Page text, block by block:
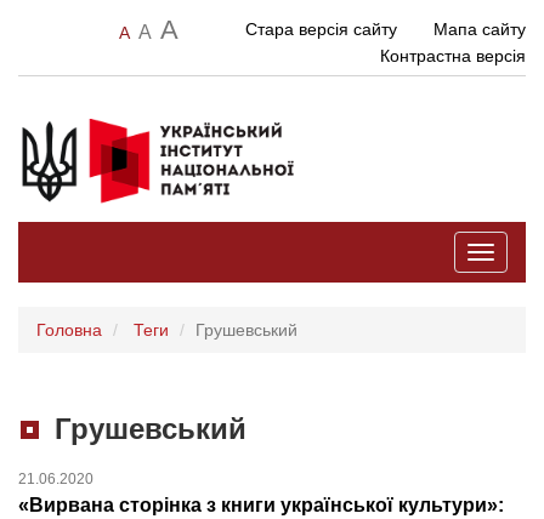
A A A Стара версія сайту
Мапа сайту
Контрастна версія
Toggle
Головна Теги Грушевський
Грушевський
21.06.2020
«Вирвана сторінка з книги української культури»: